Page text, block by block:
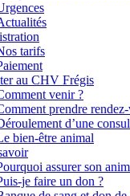
tarifs
au CHV Frégis
venir ?
prendre
d’une
bien-être animal
assurer son
je faire un don ?